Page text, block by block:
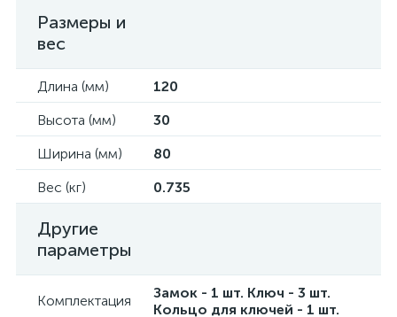
Размеры и
вес
Длина (мм)
120
Высота (мм)
30
Ширина (мм)
80
Вес (кг)
0.735
Другие
параметры
Комплектация
Замок - 1 шт. Ключ - 3 шт.
Кольцо для ключей - 1 шт.